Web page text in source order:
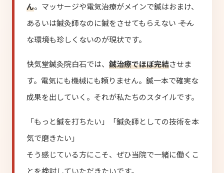
ん。マッサージや電気治療がメインで鍼はおまけ、
あるいは鍼灸師なのに鍼をさせてもらえない ―― そん
な環境も珍しくないのが現状です。
快気堂鍼灸院白石では、 鍼治療でほぼ完結させま
す。電気にも機械にも頼りません。鍼一本で確実な
成果を出していく。それが私たちのスタイルです。
「もっと鍼を打ちたい」「鍼灸師としての技術を本
気で磨きたい」
そう感じている方にこそ、ぜひ当院で一緒に働くこ
とを検討していただきたいです。